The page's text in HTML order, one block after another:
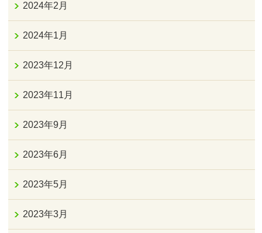
2024年2月
2024年1月
2023年12月
2023年11月
2023年9月
2023年6月
2023年5月
2023年3月